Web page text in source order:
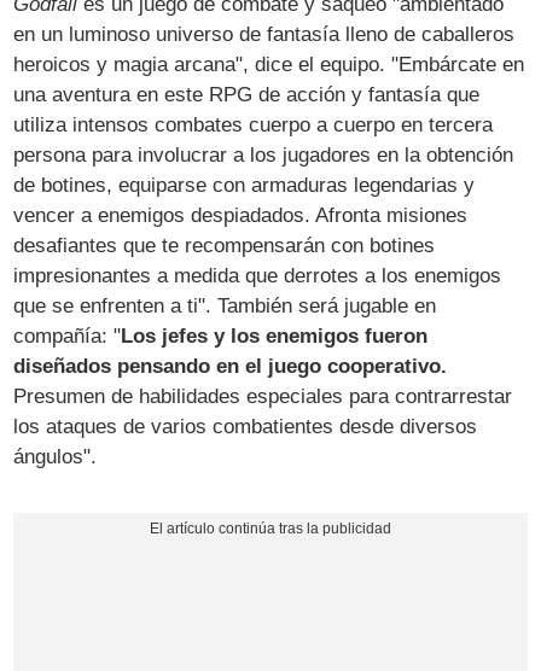
en un luminoso universo de fantasía lleno de caballeros
heroicos y magia arcana", dice el equipo. "Embárcate en
una aventura en este RPG de acción y fantasía que
utiliza intensos combates cuerpo a cuerpo en tercera
persona para involucrar a los jugadores en la obtención
de botines, equiparse con armaduras legendarias y
vencer a enemigos despiadados. Afronta misiones
desafiantes que te recompensarán con botines
impresionantes a medida que derrotes a los enemigos
que se enfrenten a ti". También será jugable en
compañía: "Los jefes y los enemigos fueron
diseñados pensando en el juego cooperativo.
Presumen de habilidades especiales para contrarrestar
los ataques de varios combatientes desde diversos
ángulos".